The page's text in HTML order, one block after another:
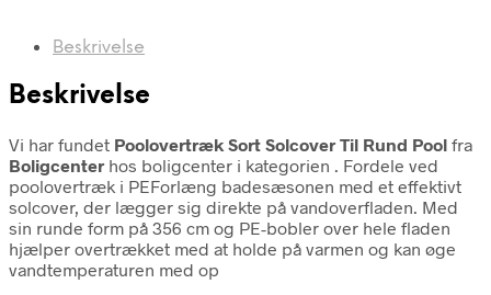
Beskrivelse
Beskrivelse
Vi har fundet Poolovertræk Sort Solcover Til Rund Pool fra
Boligcenter hos boligcenter i kategorien . Fordele ved
poolovertræk i PEForlæng badesæsonen med et effektivt
solcover, der lægger sig direkte på vandoverfladen. Med
sin runde form på 356 cm og PE-bobler over hele fladen
hjælper overtrækket med at holde på varmen og kan øge
vandtemperaturen med op